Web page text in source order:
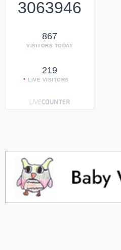
3063946
867
VISITORS TODAY
219
LIVE VISITORS